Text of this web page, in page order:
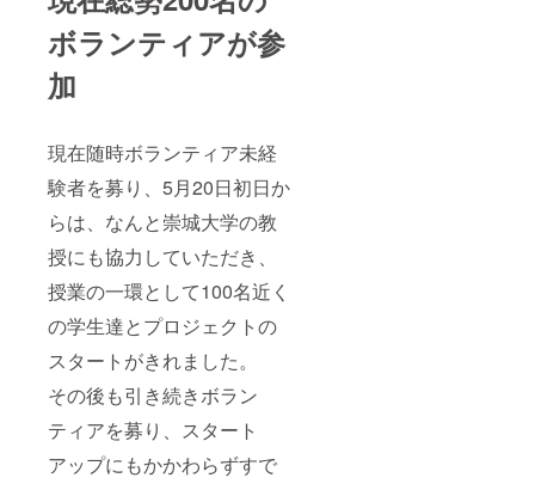
ボランティアが参
加
現在随時ボランティア未経
験者を募り、5月20日初日か
らは、なんと崇城大学の教
授にも協力していただき、
授業の一環として100名近く
の学生達とプロジェクトの
スタートがきれました。
その後も引き続きボラン
ティアを募り、スタート
アップにもかかわらずすで